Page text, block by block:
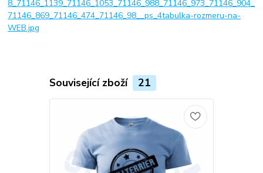
8_71146_1139_71146_1053_71146_988_71146_973_71146_904_
71146_869_71146_474_71146_98__ps_4tabulka-rozmeru-na-
WEB.jpg
Související zboží 21